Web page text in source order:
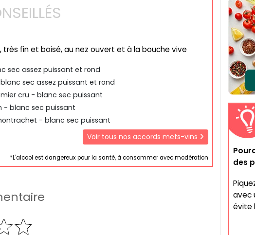
très fin et boisé, au nez ouvert et à la bouche vive
sec assez puissant et rond
sec assez puissant et rond
cru - blanc sec puissant
- blanc sec puissant
- blanc sec puissant
Voir tous nos accords mets-vins
*L'alcool est dangereux pour la santé, à consommer avec modération
des
avec
évite